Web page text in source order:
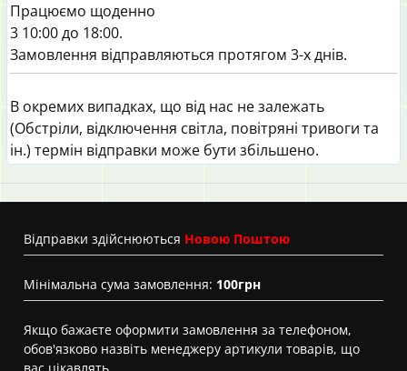
Працюємо щоденно
3 10:00 до 18:00.
Замовлення відправляються протягом 3-х днів.
В окремих випадках, що від нас не залежать
(Обстріли, відключення світла, повітряні тривоги та
ін.) термін відправки може бути збільшено.
Вiдправки здійснюються Новою Поштою
Мінімальна сума замовлення: 100грн
Якщо бажаєте оформити замовлення за телефоном,
обов'язково назвіть менеджеру артикули товарів, що